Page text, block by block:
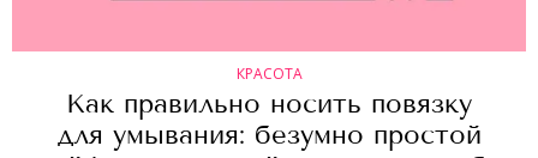
КРАСОТА
Как правильно носить повязку
для умывания: безумно простой